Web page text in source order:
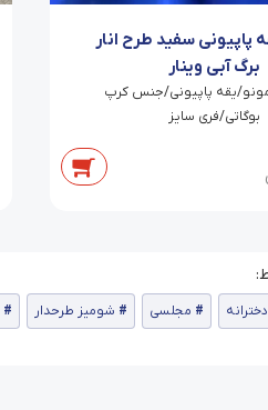
پاپیونی سفید طرح انار
برگ آبی وینار
یقه پاپیونی/جنس کرپ
بوگاتی/فری سایز
دخترانه مجلسی شومیز طرحدار